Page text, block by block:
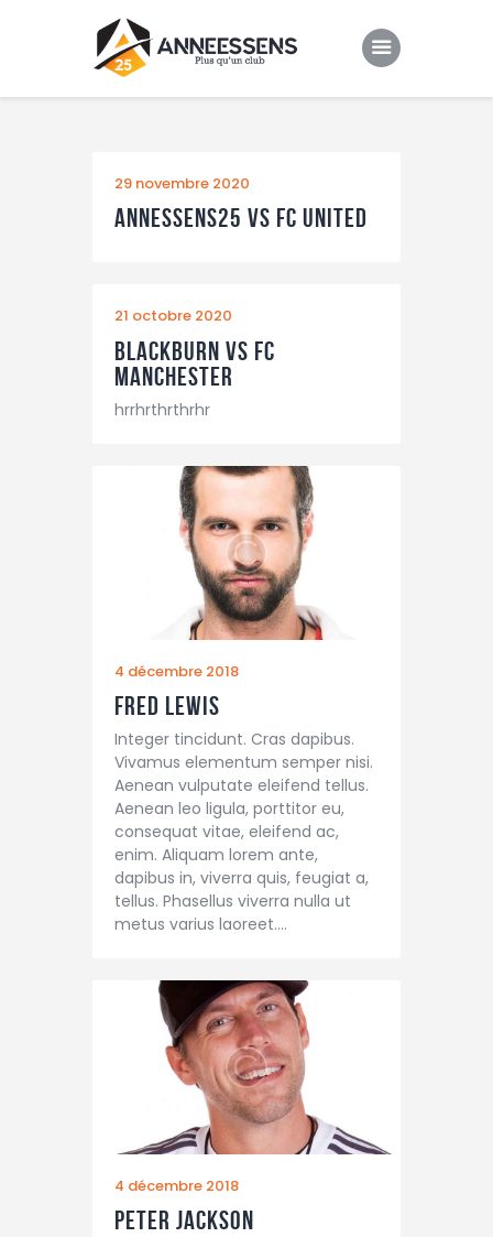
Evenements
Gallery
29 novembre 2020
Annessens25 vs FC United
21 octobre 2020
Blackburn vs FC
Manchester
hrrhrthrthrhr
4 décembre 2018
Fred Lewis
Integer tincidunt. Cras dapibus.
Vivamus elementum semper nisi.
Aenean vulputate eleifend tellus.
Aenean leo ligula, porttitor eu,
consequat vitae, eleifend ac,
enim. Aliquam lorem ante,
dapibus in, viverra quis, feugiat a,
tellus. Phasellus viverra nulla ut
metus varius laoreet.…
4 décembre 2018
Peter Jackson